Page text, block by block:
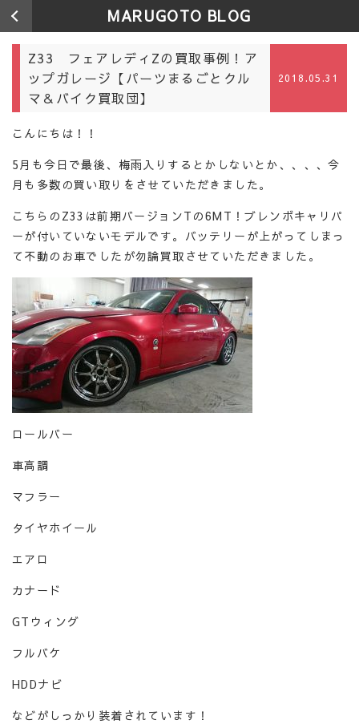
MARUGOTO BLOG
Z33 フェアレディZの買取事例！ア
ップガレージ【パーツまるごとクル
マ＆バイク買取団】
2018.05.31
こんにちは！！
5月も今日で最後、梅雨入りするとかしないとか、、、、今
月も多数の買い取りをさせていただきました。
こちらのZ33は前期バージョンTの6MT！ブレンボキャリパ
ーが付いていないモデルです。バッテリーが上がってしまっ
て不動のお車でしたが勿論買取させていただきました。
ロールバー
車高調
マフラー
タイヤホイール
エアロ
カナード
GTウィング
フルバケ
HDDナビ
などがしっかり装着されています！